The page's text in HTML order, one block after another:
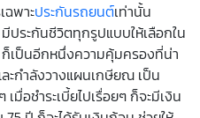
ฉพาะประกันรถยนต์เท่านั้น
ประกันชีวิตทุกรูปแบบให้เลือกใน
ก็เป็นอีกหนึ่งความคุ้มครองที่น่า
ะกำลังวางแผนเกษียณ เป็น
มื่อชำระเบี้ยไปเรื่อยๆ ก็จะมีเงิน